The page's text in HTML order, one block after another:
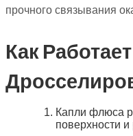
прочного связывания
Как
Капли флюса
поверхности